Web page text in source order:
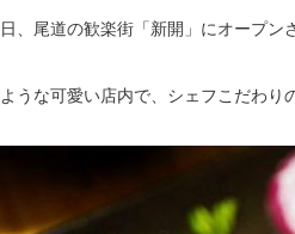
、尾道の歓楽街「新開」にオープン
うな可愛い店内で、シェフこだわり